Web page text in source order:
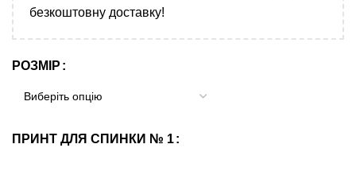
безкоштовну доставку!
РОЗМІР
ПРИНТ ДЛЯ СПИНКИ № 1